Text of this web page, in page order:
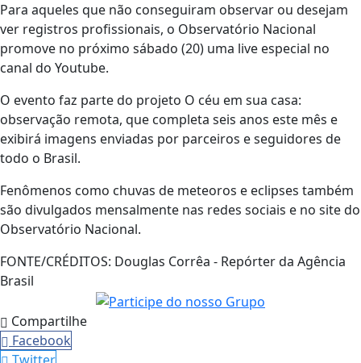
Para aqueles que não conseguiram observar ou desejam
ver registros profissionais, o Observatório Nacional
promove no próximo sábado (20) uma live especial no
canal do Youtube.
O evento faz parte do projeto O céu em sua casa:
observação remota, que completa seis anos este mês e
exibirá imagens enviadas por parceiros e seguidores de
todo o Brasil.
Fenômenos como chuvas de meteoros e eclipses também
são divulgados mensalmente nas redes sociais e no site do
Observatório Nacional.
FONTE/CRÉDITOS: Douglas Corrêa - Repórter da Agência
Brasil
Compartilhe
Facebook